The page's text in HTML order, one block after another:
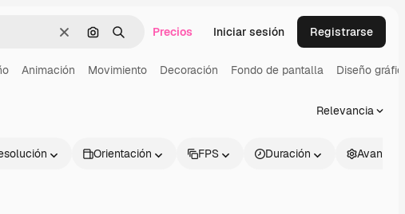
BorrarBuscar por imagen
BuscarPrecios Iniciar sesión Registrarse
Animación Movimiento Decoración Fondo de pantalla Diseño
Relevancia
Orientación FPS Duración